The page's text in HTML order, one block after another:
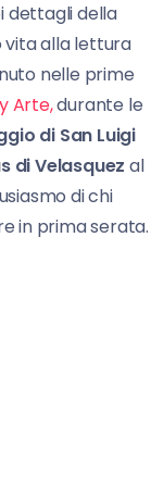
dettagli della
vita alla lettura
nelle prime
Arte,durante le
di San Luigi
di Velasquez al
di chi
in prima serata.